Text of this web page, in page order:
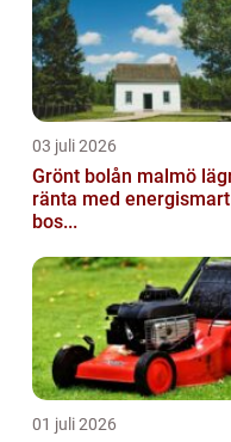
03 juli 2026
Grönt bolån malmö lägre
ränta med energismart
bos...
01 juli 2026